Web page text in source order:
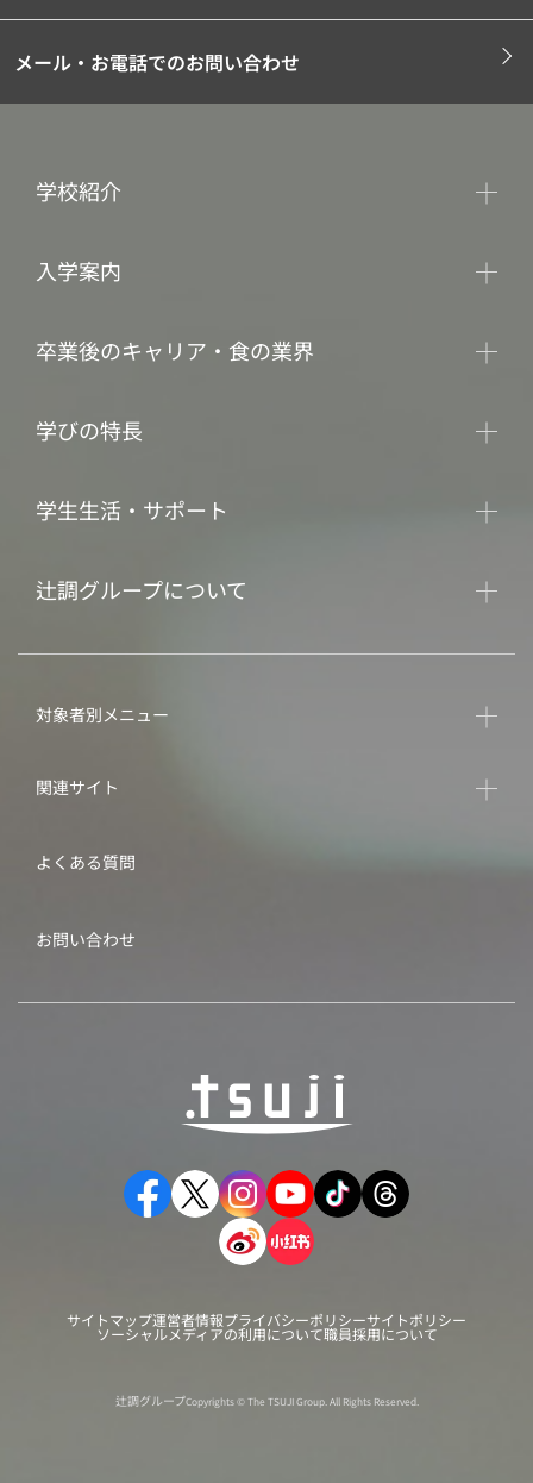
メール・お電話でのお問い合わせ
学校紹介
入学案内
卒業後のキャリア・食の業界
学びの特長
学生生活・サポート
辻調グループについて
対象者別メニュー
関連サイト
よくある質問
お問い合わせ
サイトマップ運営者情報プライバシーポリシーサイトポリシー
ソーシャルメディアの利用について職員採用について
辻調グループCopyrights © The TSUJI Group. All Rights Reserved.